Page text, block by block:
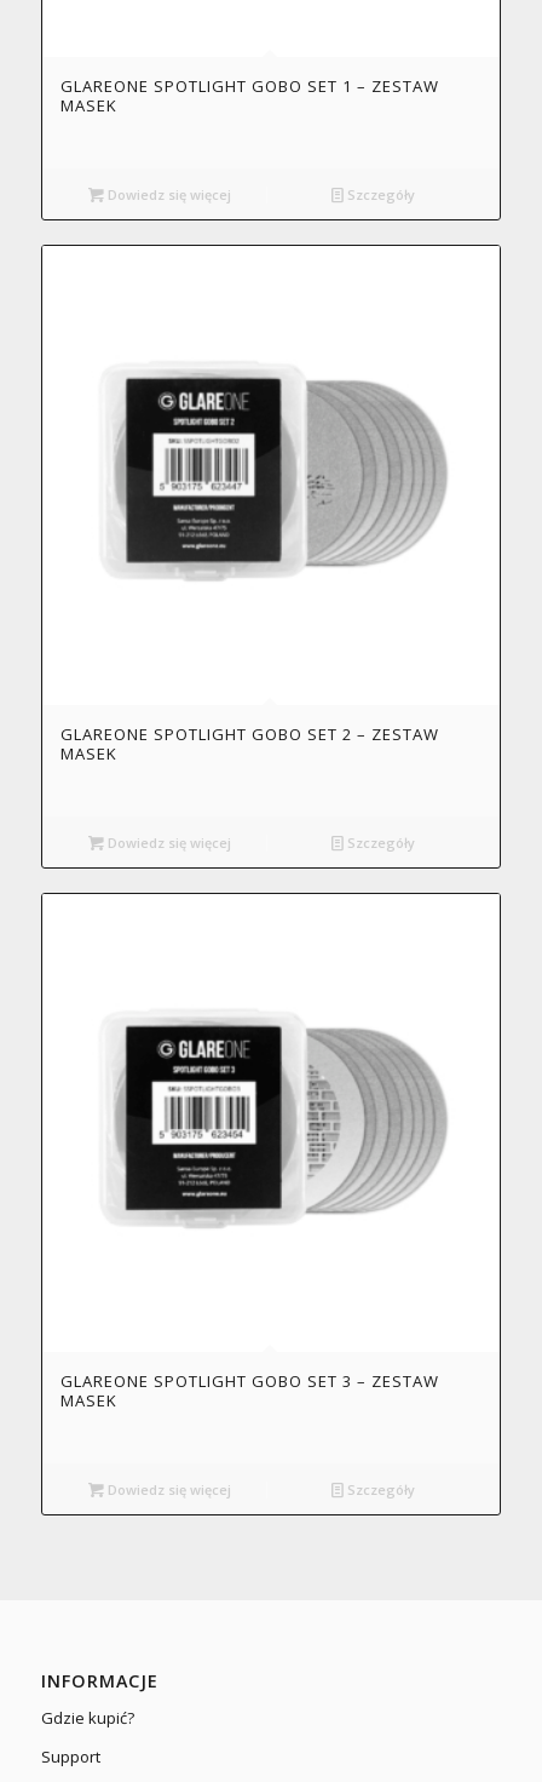
GLAREONE SPOTLIGHT GOBO SET 1 – ZESTAW
MASEK
Dowiedz się więcej Szczegóły
GLAREONE SPOTLIGHT GOBO SET 2 – ZESTAW
MASEK
Dowiedz się więcej Szczegóły
GLAREONE SPOTLIGHT GOBO SET 3 – ZESTAW
MASEK
Dowiedz się więcej Szczegóły
INFORMACJE
Gdzie kupić?
Support